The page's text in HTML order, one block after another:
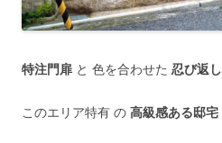
特注門扉 と 色を合わせた 忍び返し
このエリア特有 の 高級感ある邸宅